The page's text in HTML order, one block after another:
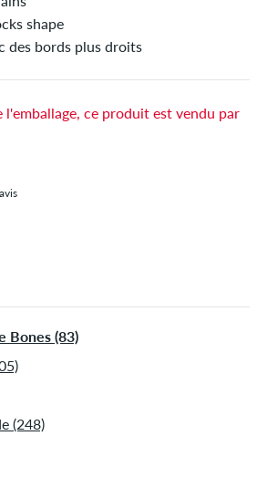
shape
des bords plus droits
ce produit est vendu par
Bones (83)
(248)